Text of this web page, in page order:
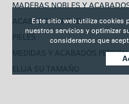
MADERAS NOBLES Y
ACABADOS LACADOS
PIELES
MEDIDAS Y ACABADOS
ELIJA SU TAMAÑO
Este sitio web utiliza cookies
nuestros servicios y optimizar
consideramos que